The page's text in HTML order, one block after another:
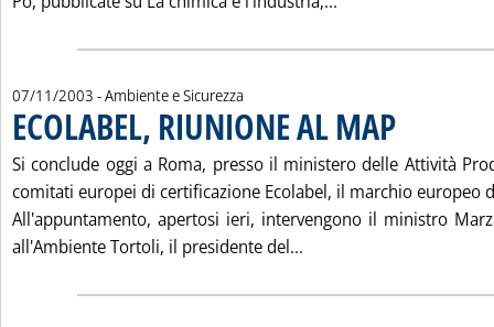
07/11/2003 - Ambiente e Sicurezza
ECOLABEL, RIUNIONE AL MAP. Pubblicata
Si conclude oggi a Roma, presso il ministero delle Attività
comitati europei di certificazione Ecolabel, il marchio europeo
All'appuntamento, apertosi ieri, intervengono il ministro
all'Ambiente Tortoli, il presidente del...